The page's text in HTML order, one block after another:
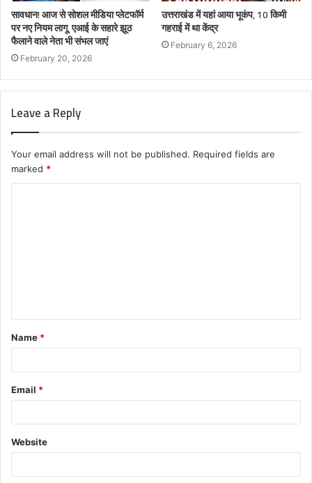
सावधान! आज से सोशल मीडिया प्लेटफॉर्म
पर नए नियम लागू, एआई के सहारे झूठ
फैलाने वाले नेता भी संभल जाएं
February 20, 2026
उत्तराखंड में यहां आया भूकंप, 10 किमी
गहराई में था केंद्र
February 6, 2026
Leave a Reply
Your email address will not be published. Required fields are
marked *
t
*
Name *
Email *
Website